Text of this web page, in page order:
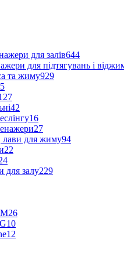
для залів644
для підтягувань і
та жиму929
42
16
27
лави для жиму94
22
для залу229
26
10
12